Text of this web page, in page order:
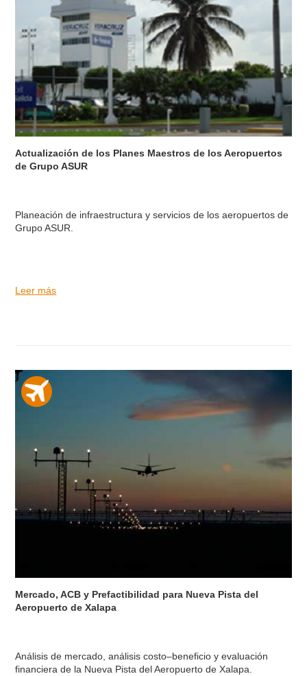
Actualización de los Planes Maestros de los Aeropuertos
de Grupo ASUR
Planeación de infraestructura y servicios de los aeropuertos de
Grupo ASUR.
Leer más
Mercado, ACB y Prefactibilidad para Nueva Pista del
Aeropuerto de Xalapa
Análisis de mercado, análisis costo–beneficio y evaluación
financiera de la Nueva Pista del Aeropuerto de Xalapa.